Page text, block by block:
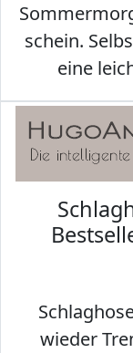
schein.
eine
wieder